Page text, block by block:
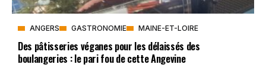
ANGERS GASTRONOMIE MAINE-ET-LOIRE
Des pâtisseries véganes pour les délaissés des
boulangeries : le pari fou de cette Angevine